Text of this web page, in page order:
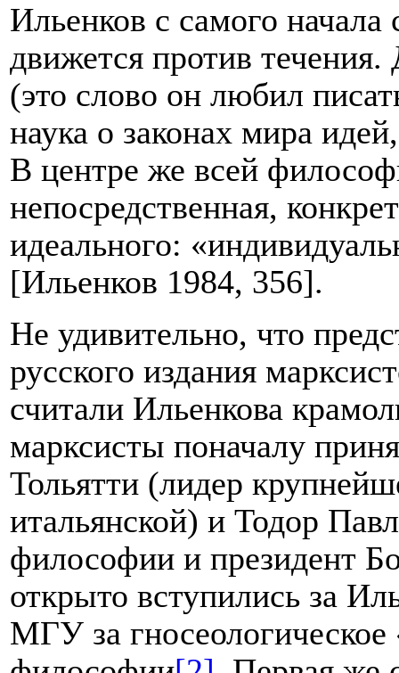
Ильенков с самого
движется против
(это слово он любил
наука о законах мира
В центре же всей
непосредственная,
идеального: «
[Ильенков 1984, 356].
Не удивительно, что
русского издания
считали Ильенкова
марксисты поначалу
Тольятти (лидер
итальянской) и Тодор
философии и президент
открыто вступились за
МГУ за